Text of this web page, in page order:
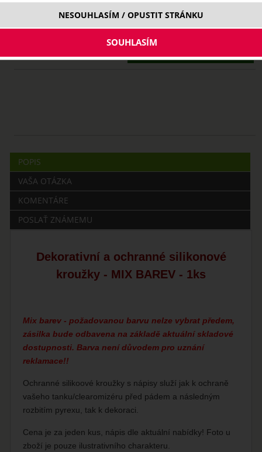
PRODUKT UŽ NIE JE SKLADOM
POPIS
VAŠA OTÁZKA
KOMENTÁRE
POSLAŤ ZNÁMEMU
Dekorativní a ochranné silikonové
kroužky - MIX BAREV - 1ks
Mix barev - požadovanou barvu nelze vybrat předem,
zásilka bude odbavena na základě aktuální skladové
dostupnosti. Barva není důvodem pro uznání
reklamace!!
Ochranné silikoové kroužky s nápisy služí jak k ochraně
vašeho tanku/clearomizéru před pádem a následným
rozbitím pyrexu, tak k dekoraci.
Cena je za jeden kus, nápis dle aktuální nabídky! Foto u
zboží je pouze ilustrativního charakteru.
NESOUHLASÍM / OPUSTIT STRÁNKU